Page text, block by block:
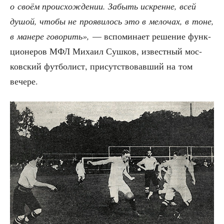
о сво­ём про­ис­хож­де­нии. Забыть искренне, всей
душой, что­бы не про­яви­лось это в мело­чах, в тоне,
в мане­ре гово­рить», — вспо­ми­на­ет реше­ние функ­
ци­о­не­ров МФЛ Миха­ил Суш­ков, извест­ный мос­
ков­ский фут­бо­лист, при­сут­ство­вав­ший на том
вечере.